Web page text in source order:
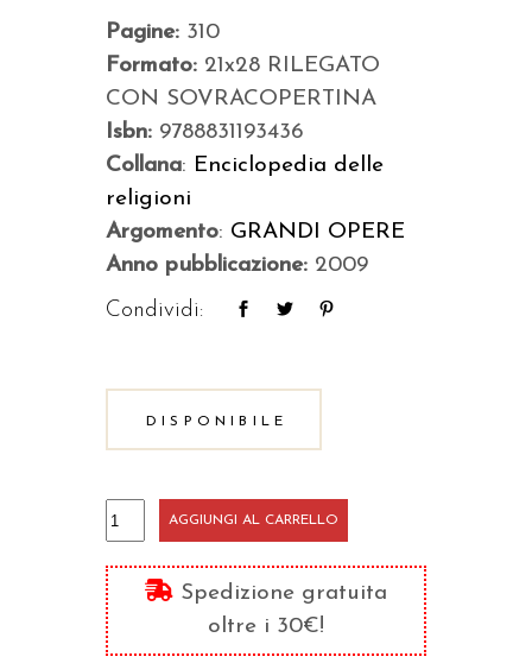
Pagine: 310
Formato: 21x28 RILEGATO
CON SOVRACOPERTINA
Isbn: 9788831193436
Collana: Enciclopedia delle
religioni
Argomento: GRANDI OPERE
Anno pubblicazione: 2009
Condividi:
DISPONIBILE
Religioni
dell'Africa
quantità
AGGIUNGI AL CARRELLO
Spedizione gratuita
oltre i 30€!